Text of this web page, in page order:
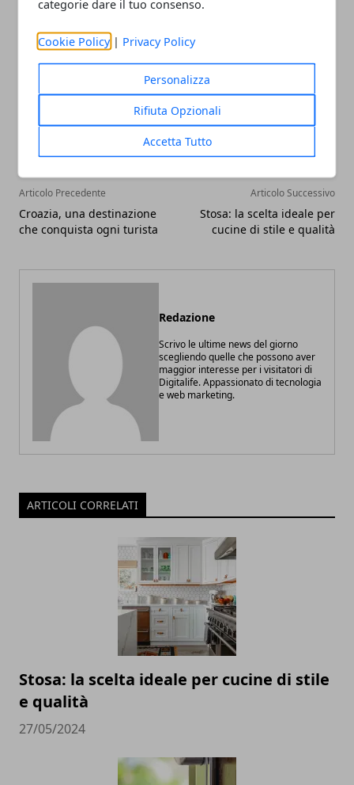
categorie dare il tuo consenso.
Cookie Policy | Privacy Policy
Personalizza
Rifiuta Opzionali
Accetta Tutto
Whatsapp
Articolo Precedente
Croazia, una destinazione
che conquista ogni turista
Articolo Successivo
Stosa: la scelta ideale per
cucine di stile e qualità
Redazione
Scrivo le ultime news del giorno
scegliendo quelle che possono aver
maggior interesse per i visitatori di
Digitalife. Appassionato di tecnologia
e web marketing.
ARTICOLI CORRELATI
Stosa: la scelta ideale per cucine di stile
e qualità
27/05/2024